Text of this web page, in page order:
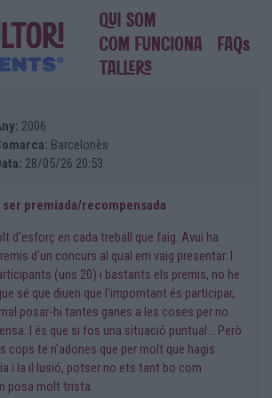
2006
Barcelonès
28/05/26 20:53
premiada/recompensada
d'esforç en cada treball que faig. Avui ha
d'un concurs al qual em vaig presentar. I
(uns 20) i bastants els premis, no he
sé que diuen que l'imporntant és participar,
posar-hi tantes ganes a les coses per no
I és que si fos una situació puntual... Però
cops te n'adones que per molt que hagis
i la il·lusió, potser no ets tant bo com
posa molt trista.